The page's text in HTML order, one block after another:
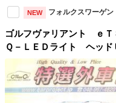
NEW フォルクスワーゲン
ゴルフヴァリアント ｅ
Ｑ－ＬＥＤライト ヘッ
Ｖ バックカメラ ＡＣ
トキー ＥＴＣ Ａｐｐ
ｅｔｏｏｔｈ